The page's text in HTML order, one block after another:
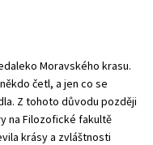
Moravského krasu.
četl, a jen co se
Z tohoto důvodu později
na Filozofické fakultě
krásy a zvláštnosti